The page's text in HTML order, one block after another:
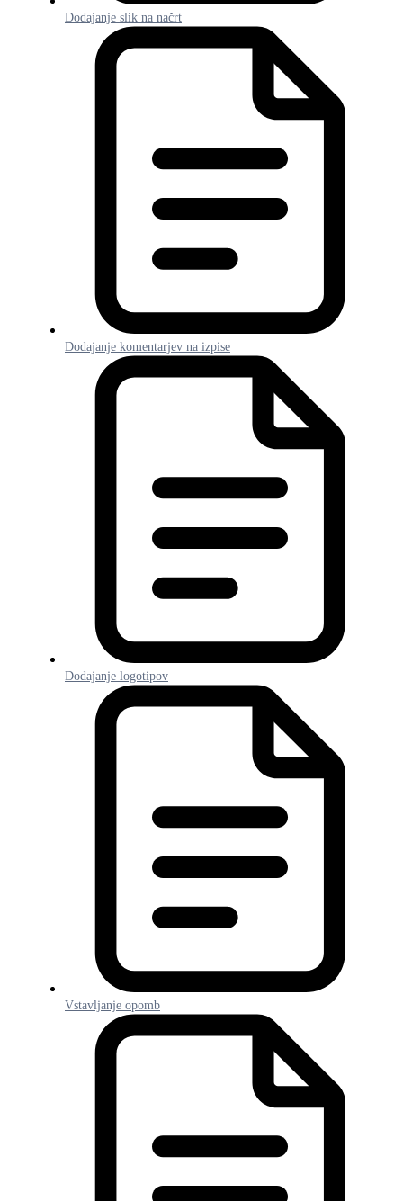
Dodajanje slik na načrt
Dodajanje komentarjev na izpise
Dodajanje logotipov
Vstavljanje opomb